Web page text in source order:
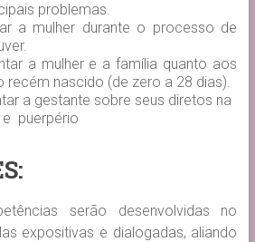
problemas.
a mulher durante o processo de
a mulher e a família quanto aos
nascido (de zero a 28 dias).
a gestante sobre seus diretos na
puerpério
serão desenvolvidas no
expositivas e dialogadas, aliando